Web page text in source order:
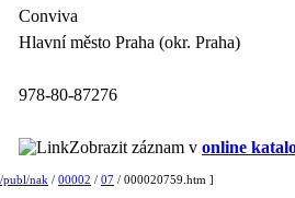
Conviva
Hlavní město Praha (okr. Praha)
978-80-87276
Zobrazit záznam v online
publ/nak / 00002 / 07 / 000020759.htm ]